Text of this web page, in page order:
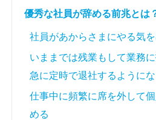
優秀な社員が辞める前兆とは
社員があからさまにやる気
いままでは残業もして業務
急に定時で退社するように
仕事中に頻繁に席を外して
める